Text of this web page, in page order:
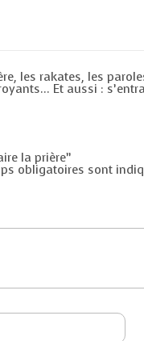
les rakates, les
Et aussi :
la prière”
obligatoires sont